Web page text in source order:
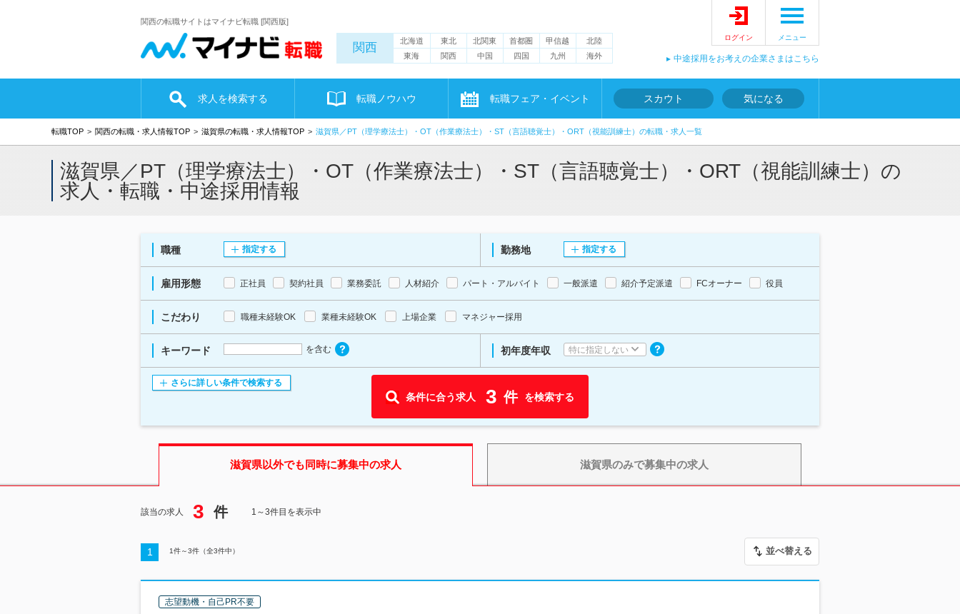
関西の転職サイトはマイナビ転職 [関西版]
関西 北海道 東北 北関東 首都圏 甲信越
北陸
東海
関西 中国 四国 九州 海外
ログイン メニュー
中途採用をお考えの企業さまはこちら
求人を検索する 転職ノウハウ 転職フェア・イベント スカウト 気になる
転職TOP 関西の転職・求人情報TOP 滋賀県の転職・求人情報TOP 滋賀県／PT（理学療法士）・OT（作業療法士）・ST（言語聴覚士）・ORT（視能訓練士）の転職・求人一覧
滋賀県／PT（理学療法士）・OT（作業療法士）・ST（言語聴覚士）・ORT（視能訓練士）の
求人・転職・中途採用情報
職種 指定する 勤務地 指定する
雇用形態 正社員 契約社員 業務委託 人材紹介 パート・アルバイト 一般派遣 紹介予定派遣 FCオーナー 役員
こだわり 職種未経験OK 業種未経験OK 上場企業 マネジャー採用
キーワード を含む 初年度年収 特に指定しない
さらに詳しい条件で検索する
条件に合う求人 3 件 を検索する
滋賀県以外でも同時に募集中の求人 滋賀県のみで募集中の求人
該当の求人 3 件 1～3件目を表示中
1 1件～3件（全3件中） 並べ替える
志望動機・自己PR不要